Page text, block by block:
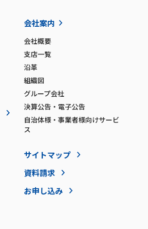
会社案内
会社概要
支店一覧
沿革
組織図
グループ会社
決算公告・電子公告
自治体様・事業者様向けサービ
ス
サイトマップ
資料請求
お申し込み